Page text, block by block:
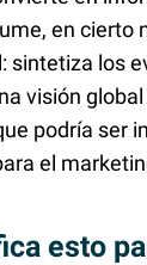
en cierto
sintetiza los
visión
podría ser
el
esto